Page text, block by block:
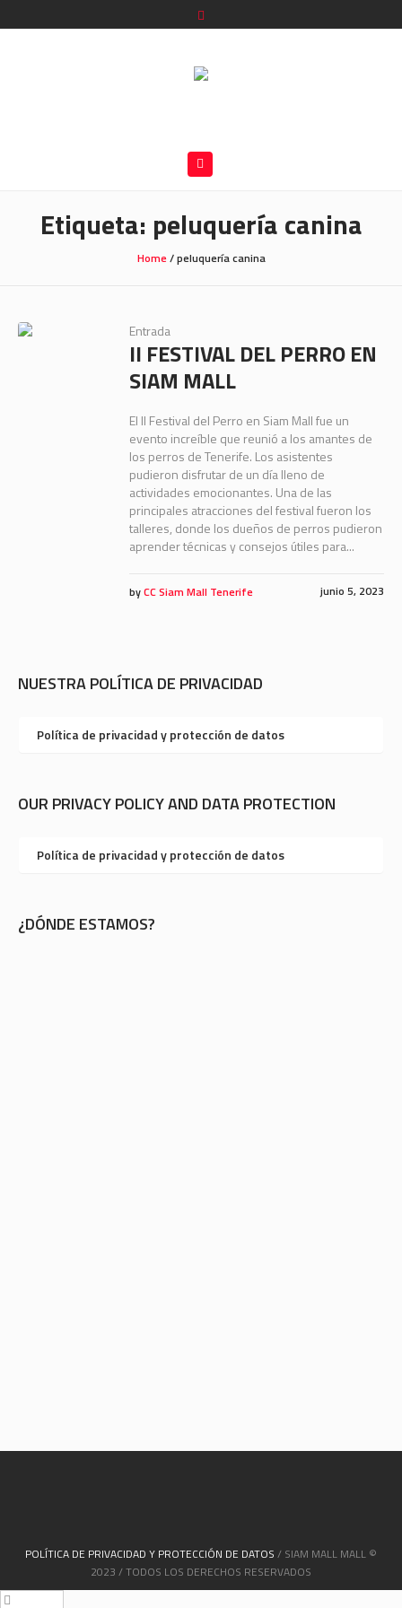
Etiqueta: peluquería canina
Home/peluquería canina
Entrada
II FESTIVAL DEL PERRO EN
SIAM MALL
El II Festival del Perro en Siam Mall fue un
evento increíble que reunió a los amantes de
los perros de Tenerife. Los asistentes
pudieron disfrutar de un día lleno de
actividades emocionantes. Una de las
principales atracciones del festival fueron los
talleres, donde los dueños de perros pudieron
aprender técnicas y consejos útiles para...
junio 5, 2023
byCC Siam Mall Tenerife
NUESTRA POLÍTICA DE PRIVACIDAD
Política de privacidad y protección de datos
OUR PRIVACY POLICY AND DATA PROTECTION
Política de privacidad y protección de datos
¿DÓNDE ESTAMOS?
POLÍTICA DE PRIVACIDAD Y PROTECCIÓN DE DATOS / SIAM MALL MALL ©
2023 / TODOS LOS DERECHOS RESERVADOS